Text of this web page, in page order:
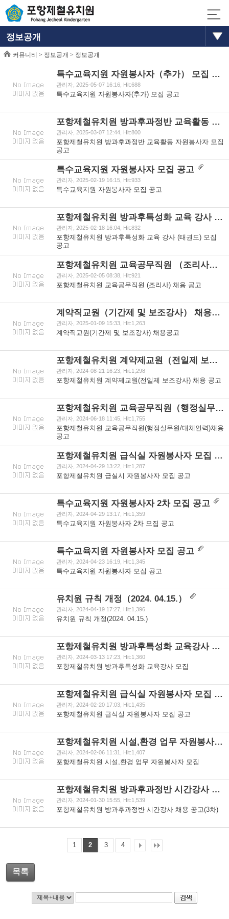
정보공개
커뮤니티 > 정보공개 > 정보공개
특수교육지원 자원봉사자（추가） 모집 공고
관리자, 2025-05-07 16:16, Hit:688
특수교육지원 자원봉사자(추가) 모집 공고
포항제철유치원 방과후과정반 교육활동 자원봉사자 모집 공고
관리자, 2025-03-07 12:44, Hit:800
포항제철유치원 방과후과정반 교육활동 자원봉사자 모집
공고
특수교육지원 자원봉사자 모집 공고
관리자, 2025-02-19 16:15, Hit:933
특수교육지원 자원봉사자 모집 공고
포항제철유치원 방과후특성화 교육 강사 （태권도） 모집 공고
관리자, 2025-02-18 16:04, Hit:832
포항제철유치원 방과후특성화 교육 강사 (태권도) 모집
공고
포항제철유치원 교육공무직원 （조리사） 채용 공고
관리자, 2025-02-05 08:38, Hit:921
포항제철유치원 교육공무직원 (조리사) 채용 공고
계약직교원（기간제 및 보조강사） 채용공고
관리자, 2025-01-09 15:33, Hit:1,263
계약직교원(기간제 및 보조강사) 채용공고
포항제철유치원 계약제교원（전일제 보조강사） 채용 공고
관리자, 2024-08-21 16:23, Hit:1,298
포항제철유치원 계약제교원(전일제 보조강사) 채용 공고
포항제철유치원 교육공무직원（행정실무원대체인력）채용 공고
관리자, 2024-06-18 11:45, Hit:1,755
포항제철유치원 교육공무직원(행정실무원/대체인력)채용
공고
포항제철유치원 급식실 자원봉사자 모집 공고
관리자, 2024-04-29 13:22, Hit:1,287
포항제철유치원 급실시 자원봉사자 모집 공고
특수교육지원 자원봉사자 2차 모집 공고
관리자, 2024-04-29 13:17, Hit:1,359
특수교육지원 자원봉사자 2차 모집 공고
특수교육지원 자원봉사자 모집 공고
관리자, 2024-04-23 16:19, Hit:1,345
특수교육지원 자원봉사자 모집 공고
유치원 규칙 개정（2024. 04.15.）
관리자, 2024-04-19 17:27, Hit:1,396
유치원 규칙 개정(2024. 04.15.)
포항제철유치원 방과후특성화 교육강사 모집
관리자, 2024-03-13 17:23, Hit:1,360
포항제철유치원 방과후특성화 교육강사 모집
포항제철유치원 급식실 자원봉사자 모집 공고
관리자, 2024-02-20 17:03, Hit:1,435
포항제철유치원 급식실 자원봉사자 모집 공고
포항제철유치원 시설,환경 업무 자원봉사자 모집
관리자, 2024-02-06 11:31, Hit:1,407
포항제철유치원 시설,환경 업무 자원봉사자 모집
포항제철유치원 방과후과정반 시간강사 채용 공고（3차）
관리자, 2024-01-30 15:55, Hit:1,539
포항제철유치원 방과후과정반 시간강사 채용 공고(3차)
1 2 3 4
목록